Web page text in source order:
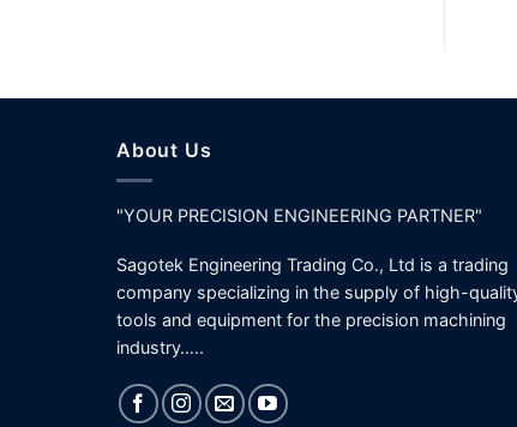
About Us
"YOUR PRECISION ENGINEERING PARTNER"
Sagotek Engineering Trading Co., Ltd is a trading
company specializing in the supply of high-
tools and equipment for the precision machining
industry…..